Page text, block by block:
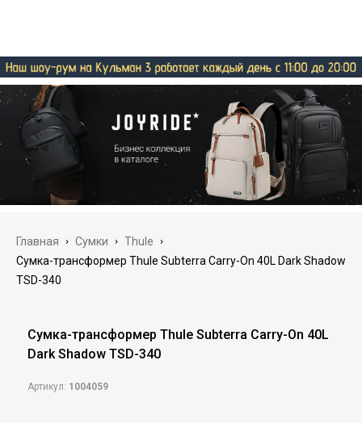
Главная › Сумки › Thule ›
Сумка-трансформер Thule Subterra Carry-On 40L Dark Shadow
TSD-340
Сумка-трансформер Thule Subterra Carry-On 40L
Dark Shadow TSD-340
Артикул: 1004059